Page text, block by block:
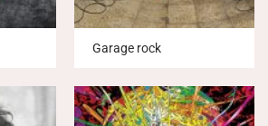
Garage rock